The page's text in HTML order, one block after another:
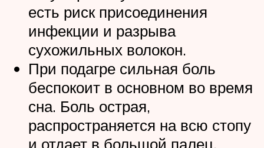
есть риск присоединения
инфекции и разрыва
сухожильных волокон.
При подагре сильная боль
беспокоит в основном во время
сна. Боль острая,
распространяется на всю стопу
и отдает в большой палец.